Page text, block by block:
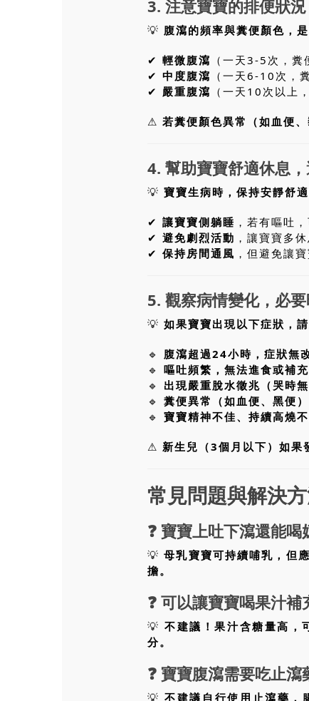
3. 注意寶寶的排便狀
💡 腹瀉的頻率與糞便顏色，
✔ 輕微腹瀉 （一天3-5次，
✔ 中度腹瀉 （一天6-10次，
✔ 嚴重腹瀉 （一天10次以上
⚠ 若糞便顏色異常（如血便
4. 幫助寶寶舒適休息
💡 寶寶生病時，保持安靜舒
✔ 讓寶寶側躺睡 ，若有嘔吐
✔ 避免劇烈活動 ，讓寶寶多
✔ 保持房間通風 ，但避免讓
5. 觀察病情變化，必
💡 如果寶寶出現以下症狀，
🔹 腹瀉超過24小時，症狀無
🔹 嘔吐頻繁，無法進食或補
🔹 出現嚴重脫水徵兆（哭時
🔹 糞便異常（如血便、黑便）
🔹 寶寶精神不佳、持續高燒
⚠ 新生兒（3個月以下）如果
常見問題與解決
❓ 寶寶上吐下瀉還能喝
💡母乳寶寶可持續哺乳，但
擔。
❓ 可以讓寶寶喝果汁補
💡不建議！果汁含糖量高，
分。
❓ 寶寶腹瀉需要吃止瀉
💡不建議自行使用止瀉藥，